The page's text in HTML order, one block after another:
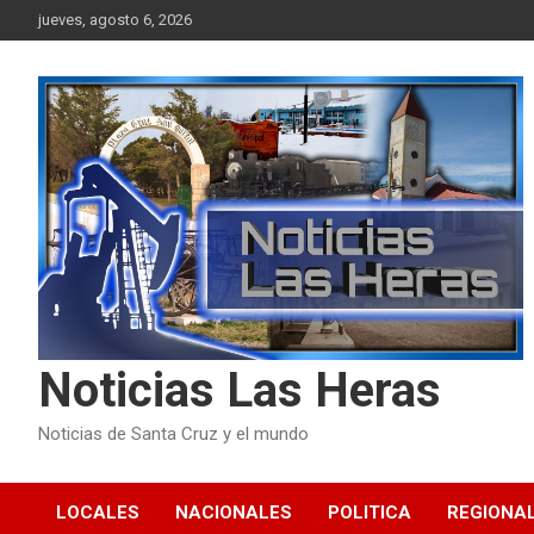
to
jueves, agosto 6, 2026
Noticias Las Heras
Noticias de Santa Cruz y el mundo
LOCALES NACIONALES POLITICA